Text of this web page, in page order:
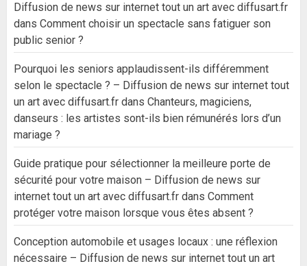
Diffusion de news sur internet tout un art avec diffusart.fr
dans Comment choisir un spectacle sans fatiguer son
public senior ?
Pourquoi les seniors applaudissent-ils différemment
selon le spectacle ? – Diffusion de news sur internet tout
un art avec diffusart.fr dans Chanteurs, magiciens,
danseurs : les artistes sont-ils bien rémunérés lors d’un
mariage ?
Guide pratique pour sélectionner la meilleure porte de
sécurité pour votre maison – Diffusion de news sur
internet tout un art avec diffusart.fr dans Comment
protéger votre maison lorsque vous êtes absent ?
Conception automobile et usages locaux : une réflexion
nécessaire – Diffusion de news sur internet tout un art